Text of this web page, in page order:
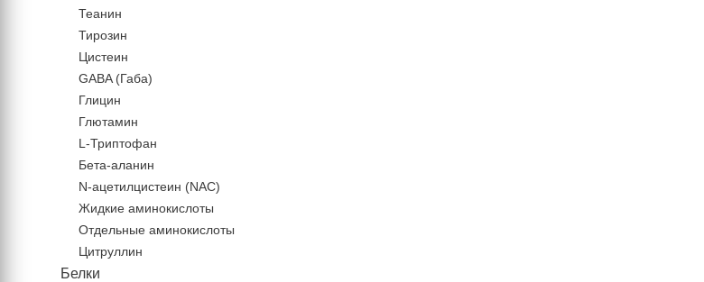
Теанин
Тирозин
Цистеин
GABA (Габа)
Глицин
Глютамин
L-Триптофан
Бета-аланин
N-ацетилцистеин (NAC)
Жидкие аминокислоты
Отдельные аминокислоты
Цитруллин
Белки